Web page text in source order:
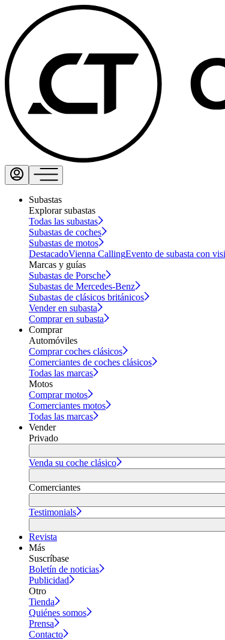
Subastas
Explorar subastas
Todas las subastas
Subastas de coches
Subastas de motos
DestacadoVienna CallingEvento de subasta con
Marcas y guías
Subastas de Porsche
Subastas de Mercedes-Benz
Subastas de clásicos británicos
Vender en subasta
Comprar en subasta
Comprar
Automóviles
Comprar coches clásicos
Comerciantes de coches clásicos
Todas las marcas
Motos
Comprar motos
Comerciantes motos
Todas las marcas
Vender
Privado
Venda su coche clásico
Comerciantes
Testimonials
Revista
Más
Suscríbase
Boletín de noticias
Publicidad
Otro
Tienda
Quiénes somos
Prensa
Contacto